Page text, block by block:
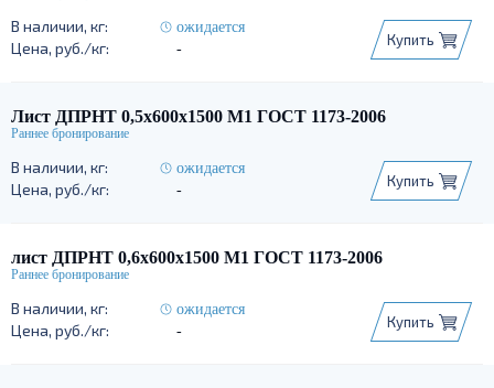
ожидается
-
Купить
Лист ДПРНТ 0,5х600х1500 М1 ГОСТ 1173-2006
ожидается
-
Купить
лист ДПРНТ 0,6х600х1500 М1 ГОСТ 1173-2006
ожидается
-
Купить